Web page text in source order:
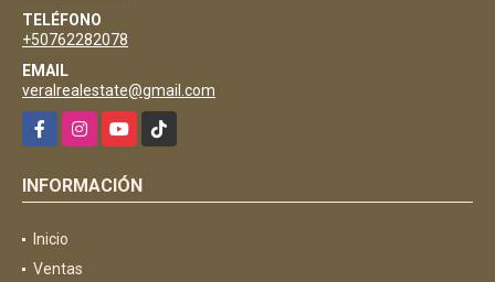
TELÉFONO
+50762282078
EMAIL
veralrealestate@gmail.com
FacebookInstagramYouTubeTikTok
INFORMACIÓN
Inicio
Ventas